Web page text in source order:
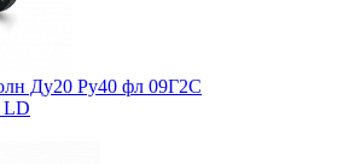
Ду20 Ру40 фл 09Г2С
LD